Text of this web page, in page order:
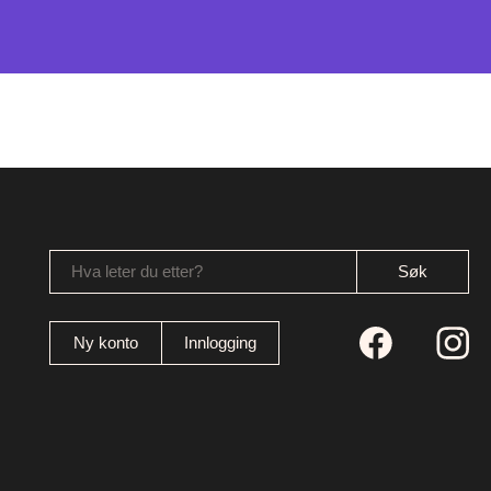
Hva leter du etter?
Ny konto Innlogging